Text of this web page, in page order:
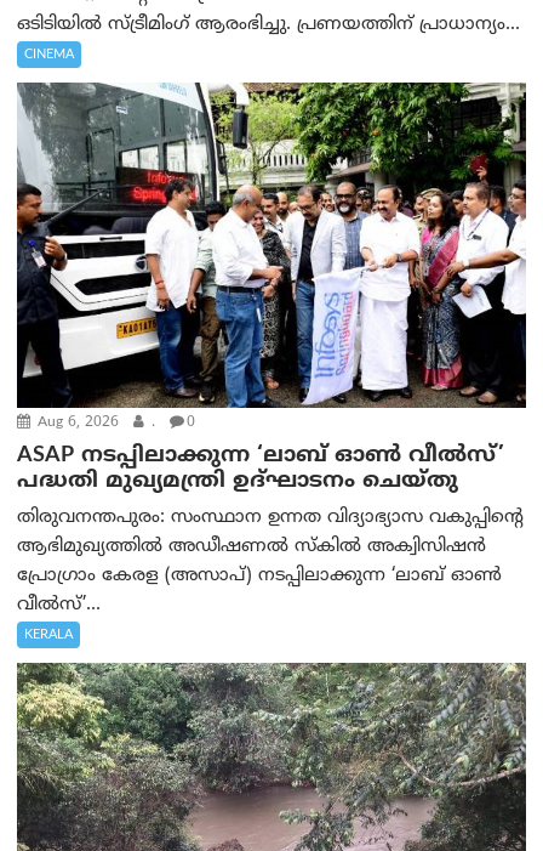
ഒടിടിയിൽ സ്ട്രീമിംഗ് ആരംഭിച്ചു. പ്രണയത്തിന് പ്രാധാന്യം...
CINEMA
Aug 6, 2026 . 0
ASAP നടപ്പിലാക്കുന്ന ‘ലാബ് ഓൺ വീൽസ്’
പദ്ധതി മുഖ്യമന്ത്രി ഉദ്ഘാടനം ചെയ്തു
തിരുവനന്തപുരം: സംസ്ഥാന ഉന്നത വിദ്യാഭ്യാസ വകുപ്പിന്റെ
ആഭിമുഖ്യത്തിൽ അഡീഷണൽ സ്കിൽ അക്വിസിഷൻ
പ്രോഗ്രാം കേരള (അസാപ്) നടപ്പിലാക്കുന്ന ‘ലാബ് ഓൺ
വീൽസ്’...
KERALA